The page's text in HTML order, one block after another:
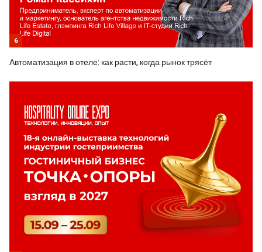
6
Автоматизация в отеле: как расти, когда рынок трясёт